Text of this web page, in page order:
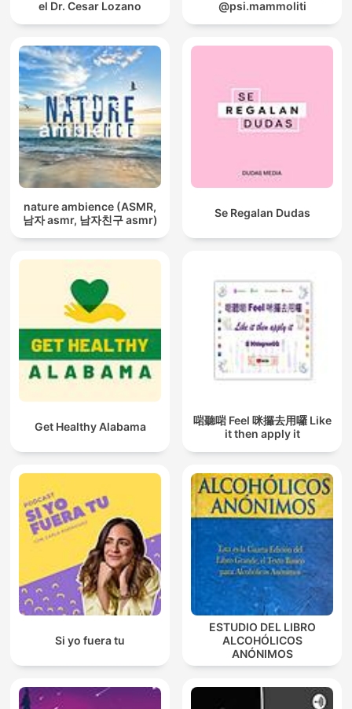
el Dr. Cesar Lozano
@psi.mammoliti
nature ambience (ASMR,
남자 asmr, 남자친구 asmr)
Se Regalan Dudas
Get Healthy Alabama
啱聽啱 Feel 咪攞去用囉 Like
it then apply it
Si yo fuera tu
ESTUDIO DEL LIBRO
ALCOHÓLICOS
ANÓNIMOS